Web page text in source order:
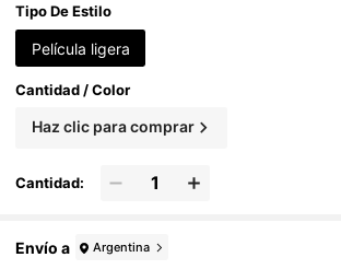
erramientas, guitarras, patinetes,
e scrapbooking, útiles escolares
Tipo De Estilo
Película ligera
Cantidad / Color
Haz clic para comprar
Cantidad:
Envío a Argentina